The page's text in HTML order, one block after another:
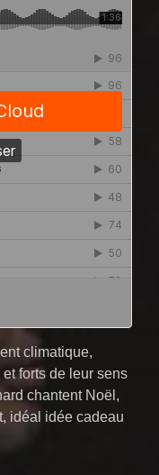
climatique,
forts de leur sens
chantent Noël,
idéal idée cadeau